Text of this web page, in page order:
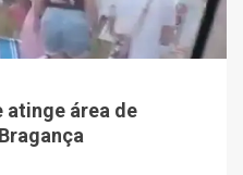
atinge área de